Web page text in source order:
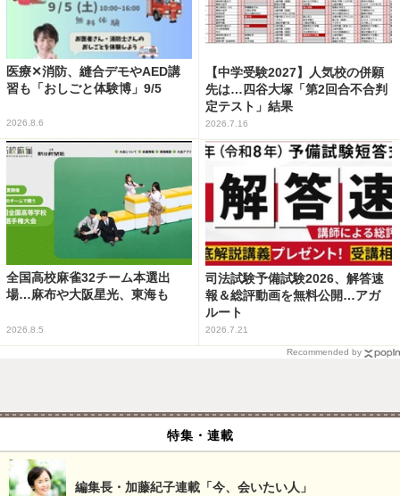
医療✕消防、縫合デモやAED講
習も「おしごと体験博」9/5
2026.8.6
【中学受験2027】人気校の併願
先は…四谷大塚「第2回合不合判
定テスト」結果
2026.7.16
全国高校麻雀32チーム本選出
場…麻布や大阪星光、東海も
2026.8.5
司法試験予備試験2026、解答速
報＆総評動画を無料公開…アガ
ルート
2026.7.21
Recommended by
特集・連載
編集長・加藤紀子連載「今、会いたい人」